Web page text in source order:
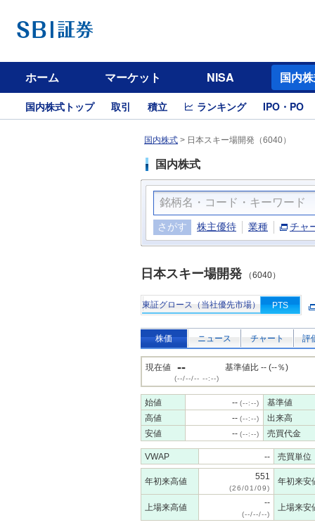
ホーム マーケット NISA 国内
国内株式トップ 取引 積立 ランキング IPO・PO
国内株式 > 日本スキー場開発（6040）
国内株式
さがす 株主優待 業種 チャ
日本スキー場開発 （6040）
東証グロース（当社優先市場） PTS
株価 ニュース チャート 評
現在値 --
(--/--/-- --:--)
基準値比 -- (--％)
始値 -- (--:--)
基準値
高値
-- (--:--)
出来高
安値
-- (--:--) 売買代金
VWAP -- 売買単位
年初来高値 551
(26/01/09)
年初来安
上場来高値 --
(--/--/--)
上場来安